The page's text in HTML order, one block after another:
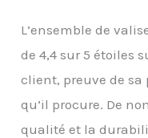
L’ensemble de
de 4,4 sur 5 étoiles
client, preuve de
qu’il procure. De
qualité et la